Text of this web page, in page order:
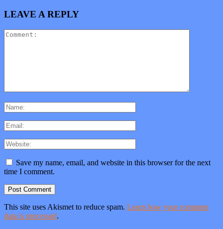
LEAVE A REPLY
Save my name, email, and website in this browser for the next
time I comment.
This site uses Akismet to reduce spam. Learn how your comment
data is processed.